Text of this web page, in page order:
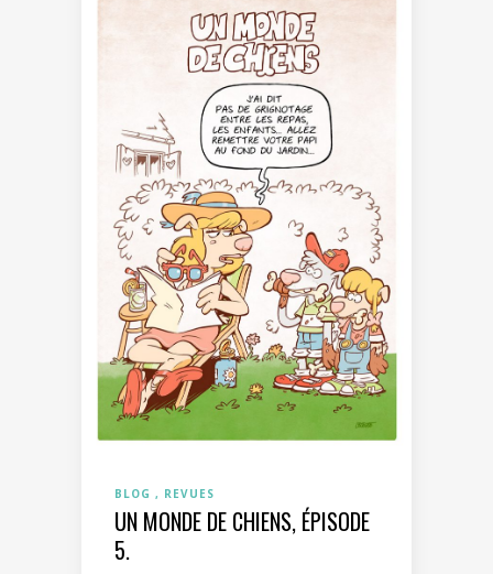
BLOG REVUES
UN MONDE DE CHIENS, ÉPISODE
5.